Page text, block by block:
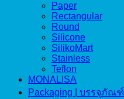
Paper
Rectangular
Round
Silicone
SilikoMart
Stainless
Teflon
MONALISA
Packaging | บรรจุภัณฑ์